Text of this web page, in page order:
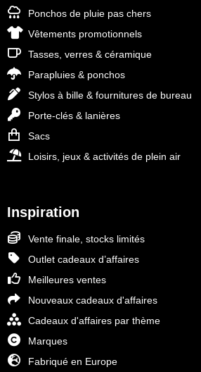
Ponchos de pluie pas chers
Vêtements promotionnels
Tasses, verres & céramique
Parapluies & ponchos
Stylos à bille & fournitures de bureau
Porte-clés & lanières
Sacs
Loisirs, jeux & activités de plein air
Inspiration
Vente finale, stocks limités
Outlet cadeaux d’affaires
Meilleures ventes
Nouveaux cadeaux d'affaires
Cadeaux d'affaires par thème
Marques
Fabriqué en Europe